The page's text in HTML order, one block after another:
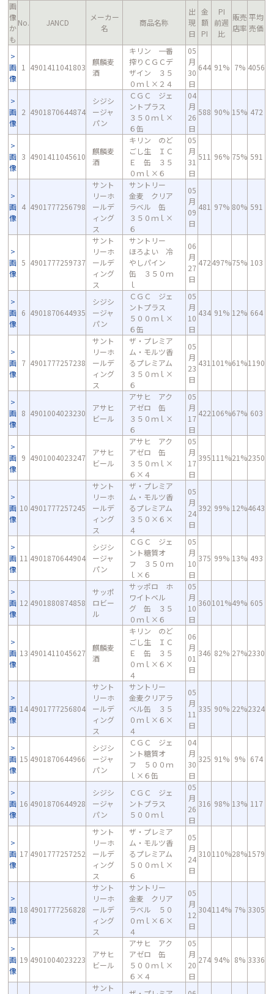
画
像
か
も
No. JANCD
メーカー
名
商品名称
出
現
日
金
額
PI
PI
前週
比
販売
店率
平均
売価
画
像
1 4901411041803
麒麟麦
酒
キリン 一番
搾りＣＧＣデ
ザイン ３５
０ｍｌ×２４
05
月
30
日
644 91% 7% 4056
画
像
2 4901870644874
シジシ
ージャ
パン
ＣＧＣ ジェ
ントプラス
３５０ｍｌ×
６缶
04
月
26
日
588 90% 15% 472
画
像
3 4901411045610
麒麟麦
酒
キリン のど
ごし生 ＩＣ
Ｅ 缶 ３５
０ｍｌ×６
05
月
31
日
511 96% 75% 591
画
像
4 4901777256798
サント
リーホ
ールデ
ィング
ス
サントリー
金麦 クリア
ラベル 缶
３５０ｍｌ×
６
05
月
09
日
481 97% 80% 591
画
像
5 4901777259737
サント
リーホ
ールデ
ィング
ス
サントリー
ほろよい 冷
やしパイン
缶 ３５０ｍ
ｌ
06
月
27
日
472497%75% 103
画
像
6 4901870644935
シジシ
ージャ
パン
ＣＧＣ ジェ
ントプラス
５００ｍｌ×
６缶
05
月
10
日
434 91% 12% 664
画
像
7 4901777257238
サント
リーホ
ールデ
ィング
ス
ザ・プレミア
ム・モルツ香
るプレミアム
３５０ｍｌ×
６
05
月
23
日
431 101%61%1190
画
像
8 4901004023230
アサヒ
ビール
アサヒ アク
アゼロ 缶
３５０ｍｌ×
６
05
月
17
日
422106%67% 603
画
像
9 4901004023247
アサヒ
ビール
アサヒ アク
アゼロ 缶
３５０ｍｌ×
６×４
05
月
17
日
395111%21%2350
画
像
10 4901777257245
サント
リーホ
ールデ
ィング
ス
ザ・プレミア
ム・モルツ香
るプレミアム
３５０×６×
４
05
月
24
日
392 99% 12%4643
画
像
11 4901870644904
シジシ
ージャ
パン
ＣＧＣ ジェ
ント糖質オ
フ ３５０ｍ
ｌ×６
05
月
10
日
375 99% 13% 493
画
像
12 4901880874858
サッポ
ロビー
ル
サッポロ ホ
ワイトベル
グ 缶 ３５
０ｍｌ×６
05
月
10
日
360101%49% 605
画
像
13 4901411045627
麒麟麦
酒
キリン のど
ごし生 ＩＣ
Ｅ 缶 ３５
０ｍｌ×６×
４
06
月
01
日
346 82% 27%2330
画
像
14 4901777256804
サント
リーホ
ールデ
ィング
ス
サントリー
金麦クリアラ
ベル缶 ３５
０ｍｌ×６×
４
05
月
11
日
335 90% 22%2324
画
像
15 4901870644966
シジシ
ージャ
パン
ＣＧＣ ジェ
ント糖質オ
フ ５００ｍ
ｌ×６缶
04
月
30
日
325 91% 9% 674
画
像
16 4901870644928
シジシ
ージャ
パン
ＣＧＣ ジェ
ントプラス
５００ｍｌ
05
月
26
日
316 98% 13% 117
画
像
17 4901777257252
サント
リーホ
ールデ
ィング
ス
ザ・プレミア
ム・モルツ香
るプレミアム
５００ｍｌ×
６
05
月
24
日
310110%28%1579
画
像
18 4901777256828
サント
リーホ
ールデ
ィング
ス
サントリー
金麦 クリア
ラベル ５０
０ｍｌ×６×
４
05
月
12
日
304114% 7% 3305
画
像
19 4901004023223
アサヒ
ビール
アサヒ アク
アゼロ 缶
５００ｍｌ×
６×４
05
月
20
日
274 94% 8% 3336
サント